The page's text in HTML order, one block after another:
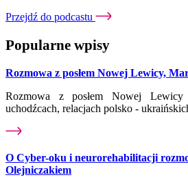
Przejdź do podcastu
Popularne wpisy
Rozmowa z posłem Nowej Lewicy,
Rozmowa z posłem Nowej
uchodźcach, relacjach polsko -
O Cyber-oku i neurorehabilitacji
Olejniczakiem